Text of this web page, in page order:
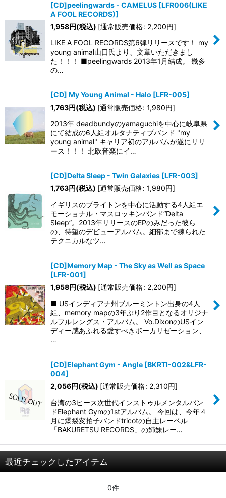
[CD]peelingwards - CAMELUS [LFR006(LIKE
A FOOL RECORDS)]
1,958円(税込) [通常販売価格: 2,200円]
LIKE A FOOL RECORDS第6弾リリースです！ my
young animal山口氏より、文章いただきまし
た！！！ ■peelingwards 2013年1月結成。 幾多
の…
[CD] My Young Animal - Halo [LFR-005]
1,763円(税込) [通常販売価格: 1,980円]
2013年 deadbundyのyamaguchiを中心に岐阜県
にて結成の6人組オルタナティブバンド "my
young animal" キャリア初のアルバムが遂にリリ
ース！！！ 北欧音楽にイ…
[CD]Delta Sleep - Twin Galaxies [LFR-003]
1,763円(税込) [通常販売価格: 1,980円]
イギリスのブライトンを中心に活動する4人組エ
モーショナル・マスロッキンバンド“Delta
Sleep”。2013年リリースのEPのみだった彼ら
の、待望のデビューアルバム。細部まで練られた
テクニカルなツ…
[CD]Memory Map - The Sky as Well as Space
[LFR-001]
1,958円(税込) [通常販売価格: 2,200円]
■ USインディアナ州ブルーミントン出身の4人
組、memory mapの3年ぶり2作目となるオリジナ
ルフルレングス・アルバム。 Vo.DixonのUSイン
ディー感あふれる愛すべきボーカリゼーション、
…
[CD]Elephant Gym - Angle [BKRTI-002&LFR-
004]
2,056円(税込) [通常販売価格: 2,310円]
台湾の3ピース次世代インストゥルメンタルバン
ドElephant Gymの1stアルバム。 今回は、今年４
月に爆裂変拍子バンドtricotの自主レーベル
「BAKURETSU RECORDS」の姉妹レー…
最近チェックしたアイテム
0件